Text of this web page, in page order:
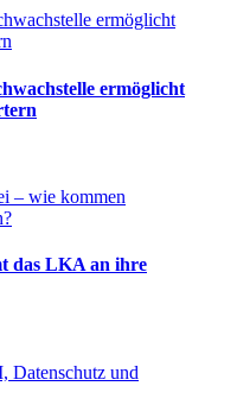
ermöglicht
das LKA an ihre